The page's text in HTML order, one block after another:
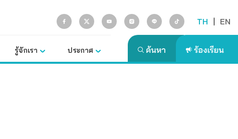
TH | EN
รู้จักเรา ประกาศ